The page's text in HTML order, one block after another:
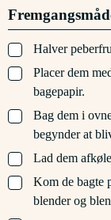
▢
Halver
▢
Placer dem
bagepapir.
▢
Bag dem i
begynder at
▢
Lad dem
▢
Kom de bagte
blender og